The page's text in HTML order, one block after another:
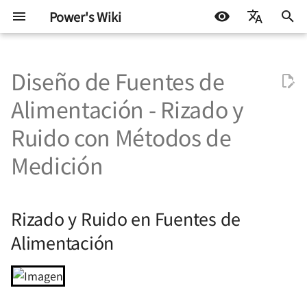
Power's Wiki
اللغة العربية
i
c
i
a
i
z
a
n
Componentes básicos -
Resistencias
Componentes básicos -
Capacitores
Inductores y perlas
magnéticas
Components - Diode
RobotCtrl - Kit de
Desarrollo Universal STM32
RobotCtrl_Core - Core
Board
Board for Peripherals
RobotCtrl_Power - Placa de
eléctrica
Diseño de control de motor
de corriente continua con
escobillas
TinyDVR - Compacto y
Potente
RaptorDVR - Dual Motor
Driver with Integrated
Voltage Regulation 🚧
AirForce - Módulo de
motorización con esencia
Protocolos de
comunicación - Niveles
lógicos digitales
Protocolo de comunicación
- Comunicación serial
Protocolo de Comunicación
- SPI
- I2C
Rizado y Ruido en Fuentes
de Alimentación
Métodos de Prueba
Referencias y
Diseño de circuitos de alta
velocidad 🚧
Integridad de la Señal -
Conceptos Fundamentales
Dominio del tiempo y
Dominio de frecuencia
Impedancia y Modelos
Eléctricos
Radiofrecuencia -
Componentes y Sistemas -
Conductores
Radiofrecuencia -
Componentes y sistemas -
Radiofrecuencia -
Componentes y Sistemas -
Radiofrecuencia - Circuitos
Consejos útiles para AD
AD Basic Operations -
Environment Setup
Operaciones Básicas de AD
AD 基本操作 - 原理图绘制
sistemas de placas
Protocolos de prueba Test Interface y TIC
TIC en AHB
Fundamentos de ATE
Fundamentos de
de semiconductores -
Conceptos básicos
Fundamentos de
Fundamentos de prueba
ATE
Prueba de Continuidad
Parámetros CC
Prueba de Umbral de
Prueba de señal mixta
ATE
Fundamentos de la
de Señales Mixtas
Fundamentos de la
ADC - Parámetros
ATE
Sintaxis VBT
Notas sobre la Sintaxis
Patrones 🚧
Desarrollo incrustado STM32
Arduino y miscelánea
Desarrollo de software
Docker
Aprendizaje Automático
机器学习入门 - 基础流程
机器学习入门 环境搭建
Anécdotas de vida Trucos de vida
Exploración continua
Autohospedaje
Synology NAS
trucos
Diseño de Fuentes de
Alimentación - Rizado y
Ruido con Métodos de
Medición
Rizado y Ruido en Fuentes de
Alimentación